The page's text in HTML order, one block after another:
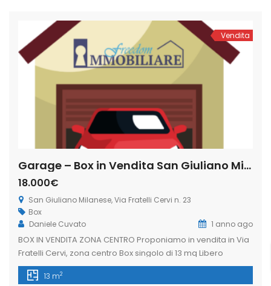
Vendita
Garage – Box in Vendita San Giuliano Milanese, Via Fratelli Cervi n. 23 (Rif. SGM-5)
18.000€
San Giuliano Milanese, Via Fratelli Cervi n. 23
Box
Daniele Cuvato
1 anno ago
BOX IN VENDITA ZONA CENTRO Proponiamo in vendita in Via
Fratelli Cervi, zona centro Box singolo di 13 mq Libero
subito!L’immobiliare Freedom nasce dall’esigenza di avere
un’assistenza completa per vendere o locare il proprio
13 m2